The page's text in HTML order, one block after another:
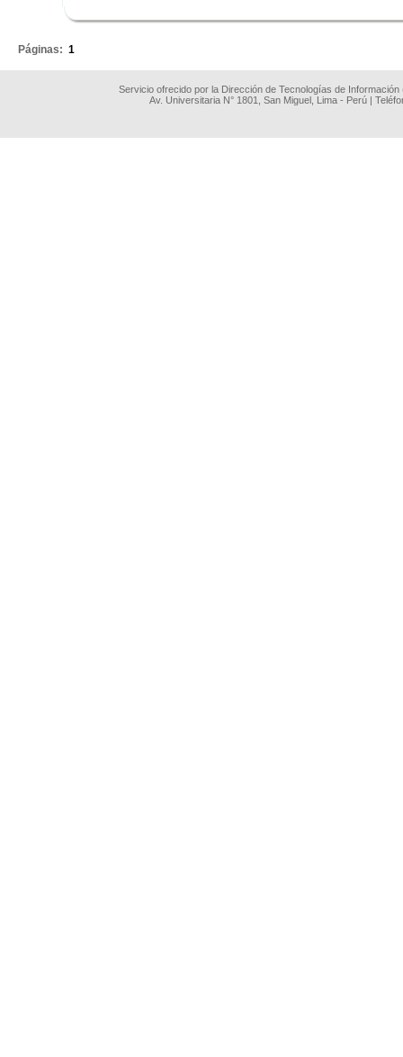
Páginas: 1
Servicio ofrecido por la Dirección de Tecnologías de
Av. Universitaria N° 1801, San Miguel, Lima - Perú |